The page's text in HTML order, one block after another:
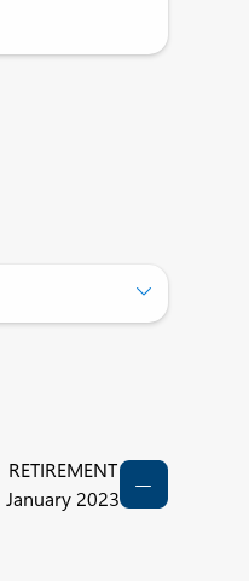
RETIREMENT
January 2023